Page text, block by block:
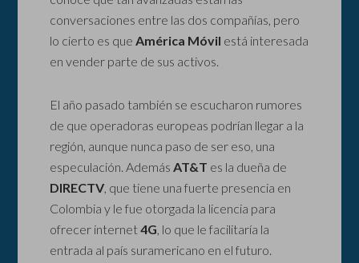
conversaciones entre las dos compañías, pero
lo cierto es queAmérica Móvil está interesada
en vender parte de sus activos.
El año pasado también se escucharon rumores
de que operadoras europeas podrían llegar a la
región, aunque nunca paso de ser eso, una
especulación. AdemásAT&T es la dueña de
DIRECTV, que tiene una fuerte presencia en
Colombia y le fue otorgada la licencia para
ofrecer internet4G, lo que le facilitaría la
entrada al país suramericano en el futuro.